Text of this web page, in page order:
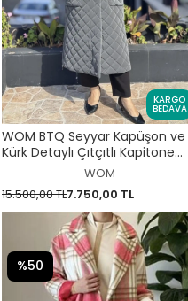
KARGO
BEDAVA
WOM BTQ Seyyar Kapüşon ve
Kürk Detaylı Çıtçıtlı Kapitone
WOM
15.500,00 TL7.750,00 TL
%50